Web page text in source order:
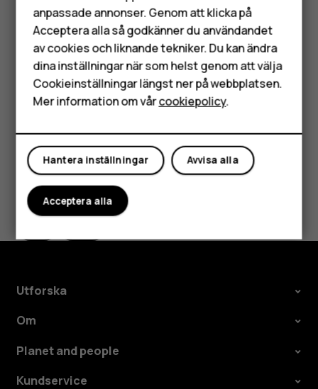
Tillbehör
HMD Terra M
Surfplattor
enheten skadas, och data på kortet kan gå
förlorade.
TipsAnvänd ett snabbt microSD-minneskort på upp
till 512 GB från en känd tillverkare.
Var detta till hjälp?
Utforska
Om
Planet and people
Kundservice
anpassade annonser. Genom att klicka på
Acceptera alla så godkänner du användandet
av cookies och liknande tekniker. Du kan ändra
dina inställningar när som helst genom att välja
Cookieinställningar längst ner på webbplatsen.
Mer information om vårcookiepolicy.
Avvisa alla
Hantera inställningar
Acceptera alla